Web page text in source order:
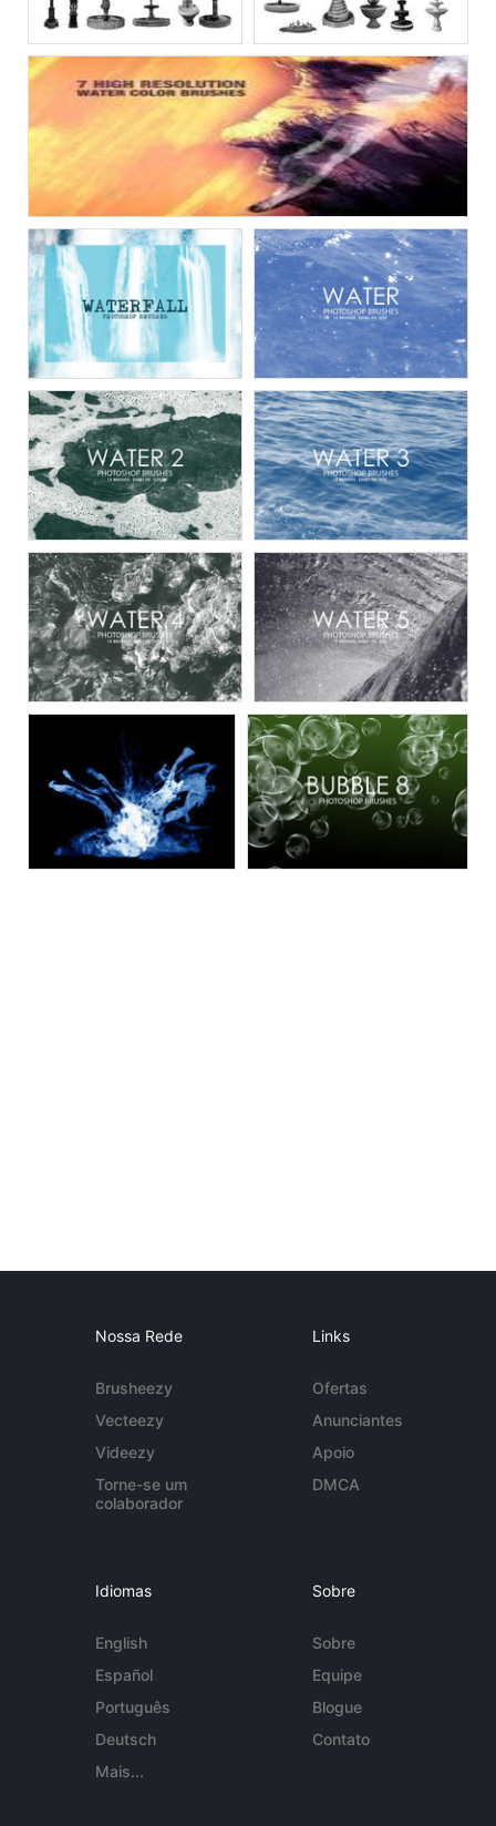
Nossa Rede
Brusheezy
Vecteezy
Videezy
Torne-se um
colaborador
Links
Ofertas
Anunciantes
Apoio
DMCA
Idiomas
English
Español
Português
Deutsch
Mais...
Sobre
Sobre
Equipe
Blogue
Contato